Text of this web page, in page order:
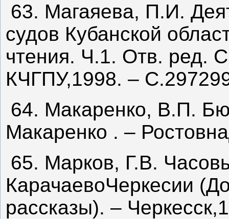
63. Магаяева, П.И.
судов Кубанской
чтения. Ч.1. Отв. ред.
КЧГПУ,1998. –
64. Макаренко, В.П.
Макаренко . –
65. Марков, Г.В.
КарачаевоЧеркесии
рассказы). –